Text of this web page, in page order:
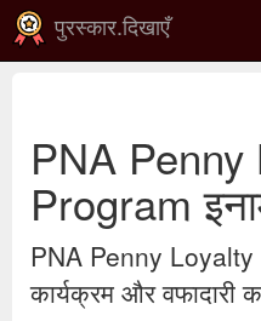
पुरस्कार.दिखाएँ
PNA Penny
Program
PNA Penny Loyalty
कार्यक्रम और वफादारी